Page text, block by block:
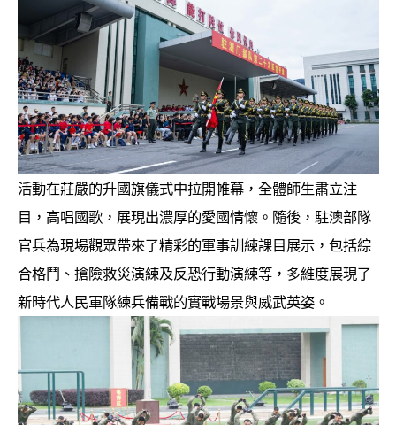
活動在莊嚴的升國旗儀式中拉開帷幕，全體師生肅立注
目，高唱國歌，展現出濃厚的愛國情懷。隨後，駐澳部隊
官兵為現場觀眾帶來了精彩的軍事訓練課目展示，包括綜
合格鬥、搶險救災演練及反恐行動演練等，多維度展現了
新時代人民軍隊練兵備戰的實戰場景與威武英姿。